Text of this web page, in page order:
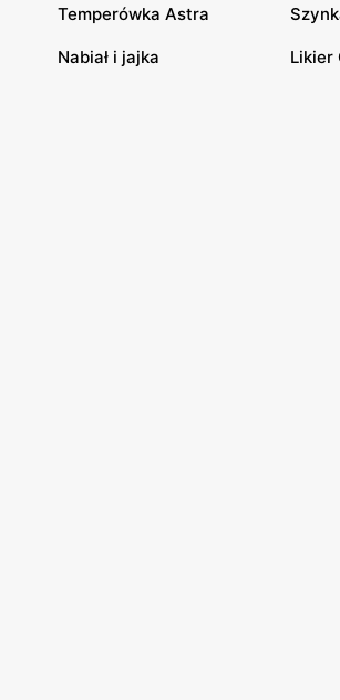
Temperówka Astra
Nabiał i jajka Likier